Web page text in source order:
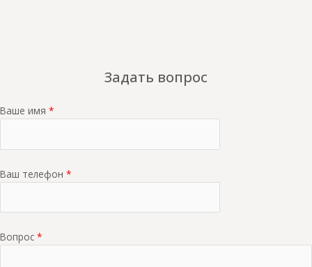
Задать вопрос
Ваше имя *
Ваш телефон *
Вопрос *